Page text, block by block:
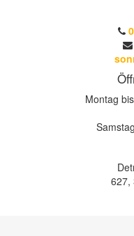
Montag
627,